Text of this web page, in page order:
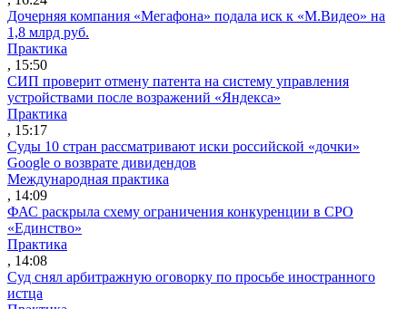
Дочерняя компания «Мегафона» подала иск к «М.Видео» на
1,8 млрд руб.
Практика
, 15:50
СИП проверит отмену патента на систему управления
устройствами после возражений «Яндекса»
Практика
, 15:17
Суды 10 стран рассматривают иски российской «дочки»
Google о возврате дивидендов
Международная практика
, 14:09
ФАС раскрыла схему ограничения конкуренции в СРО
«Единство»
Практика
, 14:08
Суд снял арбитражную оговорку по просьбе иностранного
истца